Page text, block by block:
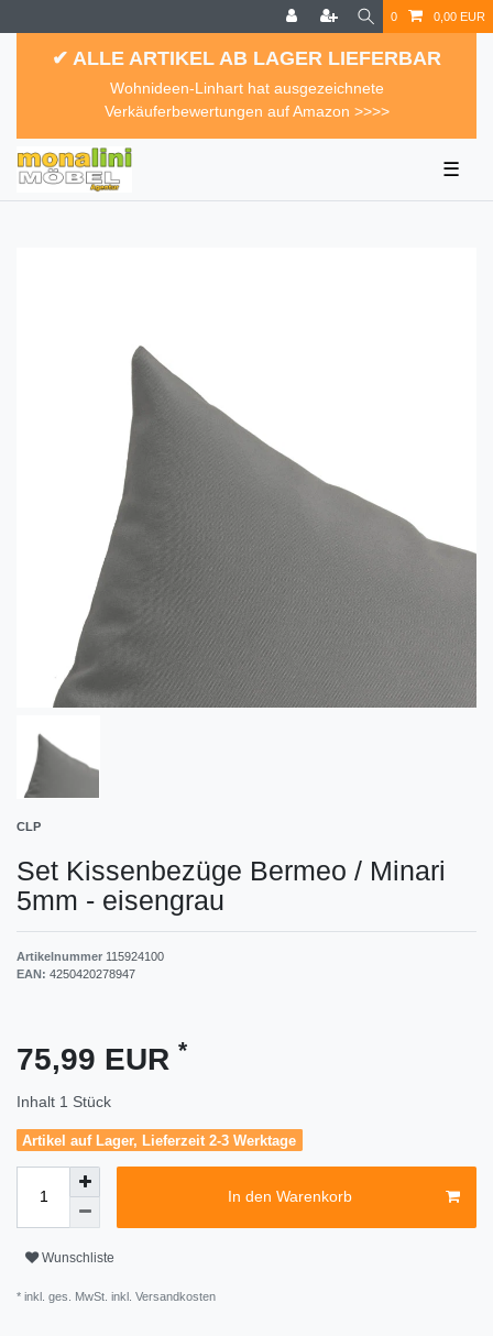
0 0,00 EUR
✔ ALLE ARTIKEL AB LAGER LIEFERBAR
Wohnideen-Linhart hat ausgezeichnete
Verkäuferbewertungen auf Amazon >>>>
☰
CLP
Set Kissenbezüge Bermeo / Minari
5mm - eisengrau
Artikelnummer 115924100
EAN: 4250420278947
75,99 EUR *
Inhalt 1 Stück
Artikel auf Lager, Lieferzeit 2-3 Werktage
In den Warenkorb
Wunschliste
* inkl. ges. MwSt. inkl. Versandkosten